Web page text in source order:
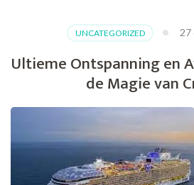
UNCATEGORIZED 27
Ultieme Ontspanning en
de Magie van